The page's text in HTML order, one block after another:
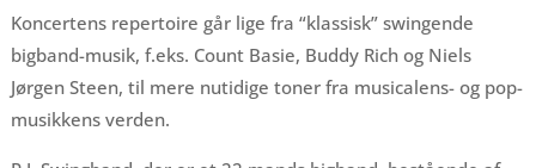
Koncertens repertoire går lige fra “klassisk” swingende
bigband-musik, f.eks. Count Basie, Buddy Rich og Niels
Jørgen Steen, til mere nutidige toner fra musicalens- og pop-
musikkens verden.